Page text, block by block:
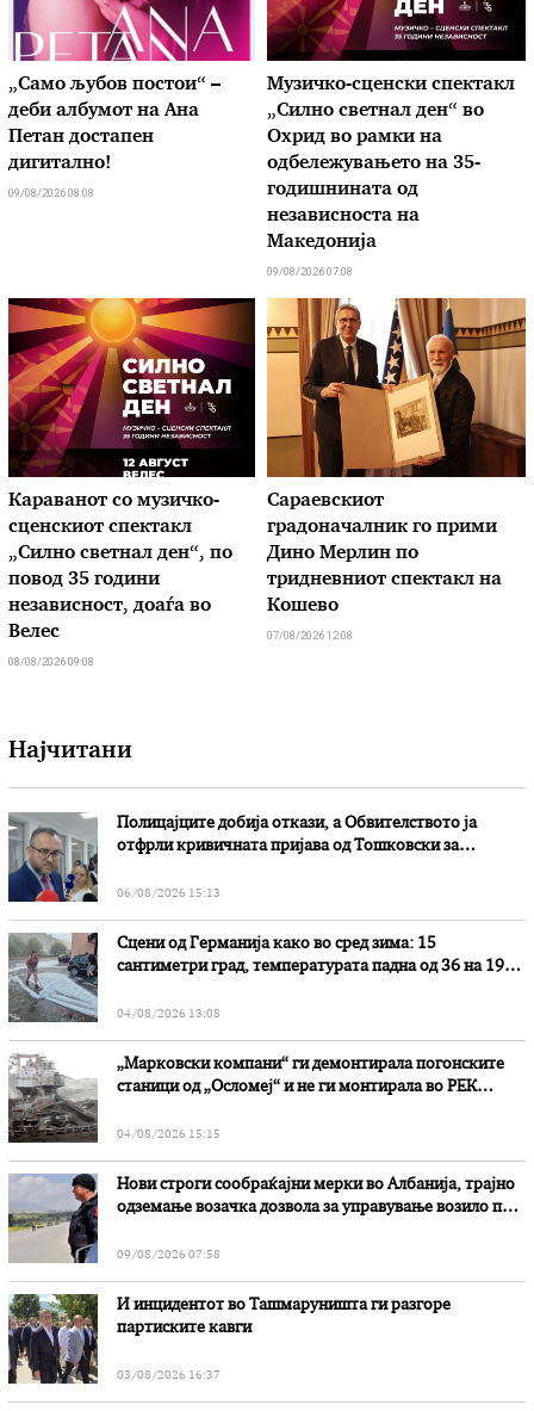
„Само љубов постои“ –
деби албумот на Ана
Петан достапен
дигитално!
09/08/2026 08:08
Музичко-сценски спектакл
„Силно светнал ден“ во
Охрид во рамки на
одбележувањето на 35-
годишнината од
независноста на
Македонија
09/08/2026 07:08
Караванот со музичкo-
сценскиот спектакл
„Силно светнал ден“, по
повод 35 години
независност, доаѓа во
Велес
08/08/2026 09:08
Сараевскиот
градоначалник го прими
Дино Мерлин по
тридневниот спектакл на
Кошево
07/08/2026 12:08
Најчитани
Полицајците добија откази, а Обвителството ја
отфрли кривичната пријава од Тошковски за
06/08/2026 15:13
Сцени од Германија како во сред зима: 15
сантиметри град, температурата падна од 36 на 19
04/08/2026 13:08
„Марковски компани“ ги демонтирала погонските
станици од „Осломеј“ и не ги монтирала во РЕК
04/08/2026 15:15
Нови строги сообраќајни мерки во Aлбанија, трајно
одземање возачка дозвола за управување возило под
09/08/2026 07:58
И инцидентот во Ташмаруништa ги разгоре
партиските кавги
03/08/2026 16:37